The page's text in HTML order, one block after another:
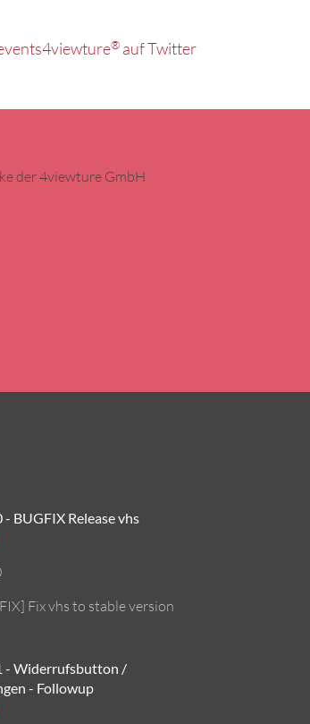
®auf Twitter
der 4viewture GmbH
- BUGFIX Release vhs
Fix vhs to stable version
- Widerrufsbutton /
- Followup